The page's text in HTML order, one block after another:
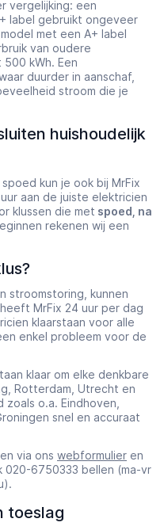
vergelijking: een
label gebruikt ongeveer
met een A+ label
van oudere
kWh. Een
duurder in aanschaf,
stroom die je
huishoudelijk
kun je ook bij MrFix
aan de juiste elektricien
klussen die met spoed, na
rekenen wij een
stroomstoring, kunnen
MrFix 24 uur per dag
klaarstaan voor alle
enkel probleem voor de
klaar om elke denkbare
Rotterdam, Utrecht en
o.a. Eindhoven,
snel en accuraat
via ons webformulier en
020-6750333 bellen (ma-vr
toeslag